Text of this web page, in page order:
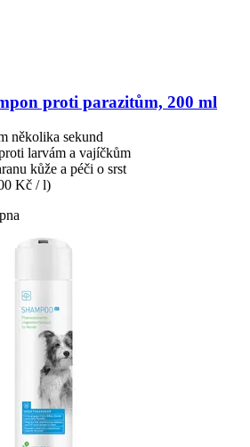
proti parazitům, 200 ml
několika sekund
larvám a vajíčkům
kůže a péči o srst
Kč / l)